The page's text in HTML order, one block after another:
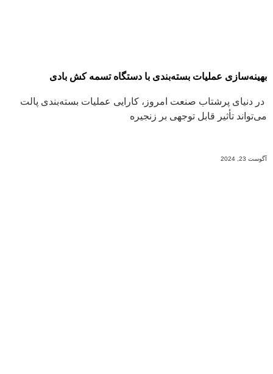
بهینه‌سازی عملیات بسته‌بندی با دستگاه تسمه کش بادی
در دنیای پرشتاب صنعت امروز، کارایی عملیات بسته‌بندی پالت
می‌تواند تأثیر قابل توجهی بر زنجیره
آگوست 23, 2024